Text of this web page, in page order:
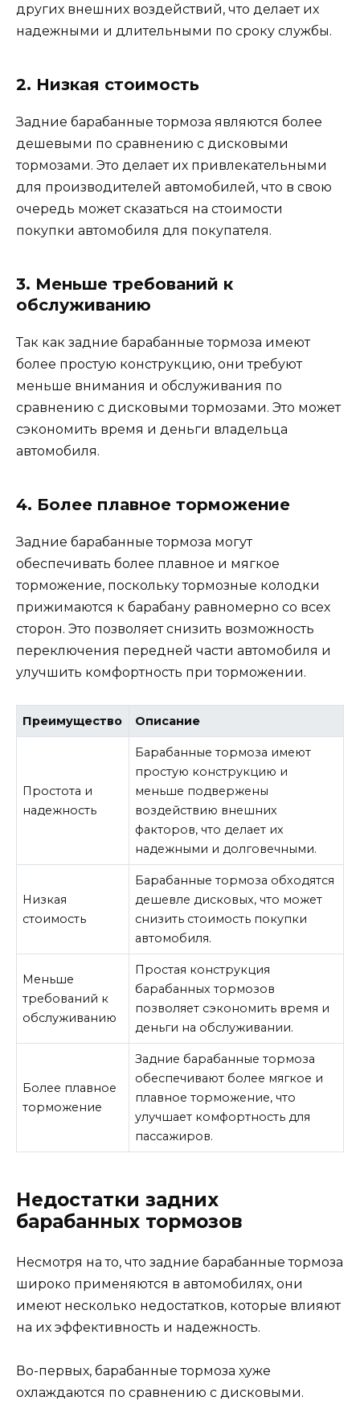
других внешних воздействий, что делает их
надежными и длительными по сроку службы.
2. Низкая стоимость
Задние барабанные тормоза являются более
дешевыми по сравнению с дисковыми
тормозами. Это делает их привлекательными
для производителей автомобилей, что в свою
очередь может сказаться на стоимости
покупки автомобиля для покупателя.
3. Меньше требований к
обслуживанию
Так как задние барабанные тормоза имеют
более простую конструкцию, они требуют
меньше внимания и обслуживания по
сравнению с дисковыми тормозами. Это может
сэкономить время и деньги владельца
автомобиля.
4. Более плавное торможение
Задние барабанные тормоза могут
обеспечивать более плавное и мягкое
торможение, поскольку тормозные колодки
прижимаются к барабану равномерно со всех
сторон. Это позволяет снизить возможность
переключения передней части автомобиля и
улучшить комфортность при торможении.
Преимущество Описание
Простота и
надежность
Барабанные тормоза имеют
простую конструкцию и
меньше подвержены
воздействию внешних
факторов, что делает их
надежными и долговечными.
Низкая
стоимость
Барабанные тормоза обходятся
дешевле дисковых, что может
снизить стоимость покупки
автомобиля.
Меньше
требований к
обслуживанию
Простая конструкция
барабанных тормозов
позволяет сэкономить время и
деньги на обслуживании.
Более плавное
торможение
Задние барабанные тормоза
обеспечивают более мягкое и
плавное торможение, что
улучшает комфортность для
пассажиров.
Недостатки задних
барабанных тормозов
Несмотря на то, что задние барабанные тормоза
широко применяются в автомобилях, они
имеют несколько недостатков, которые влияют
на их эффективность и надежность.
Во-первых, барабанные тормоза хуже
охлаждаются по сравнению с дисковыми.